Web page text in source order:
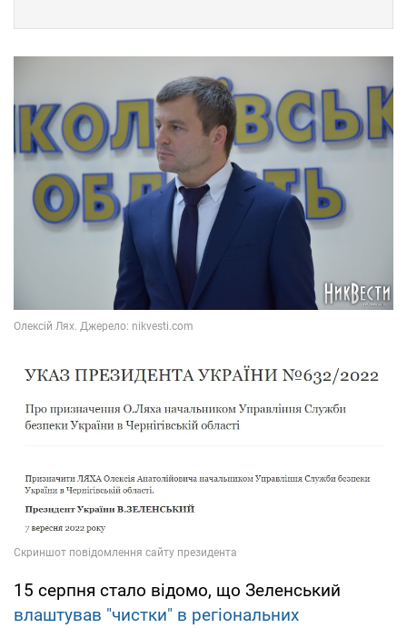
15 серпня стало відомо, що Зеленський
влаштував "чистки" в регіональних